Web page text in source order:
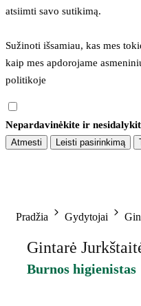
atsiimti savo sutikimą.
Sužinoti išsamiau, kas mes
kaip mes apdorojame
politikoje
Nepardavinėkite ir
Atmesti Leisti pasirinkimą
Pradžia Gydytojai
Gintarė
Burnos higienistas